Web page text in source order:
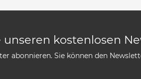
unseren kostenlosen
abonnieren. Sie können den